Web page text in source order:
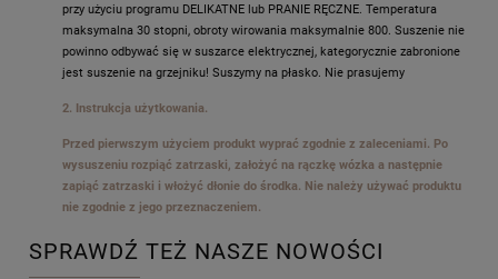
przy użyciu programu DELIKATNE lub PRANIE RĘCZNE. Temperatura
maksymalna 30 stopni, obroty wirowania maksymalnie 800. Suszenie nie
powinno odbywać się w suszarce elektrycznej, kategorycznie zabronione
jest suszenie na grzejniku! Suszymy na płasko. Nie prasujemy
2. Instrukcja użytkowania.
Przed pierwszym użyciem produkt wyprać zgodnie z zaleceniami. Po
wysuszeniu rozpiąć zatrzaski, założyć na rączkę wózka a następnie
zapiąć zatrzaski i włożyć dłonie do środka. Nie należy używać produktu
nie zgodnie z jego przeznaczeniem.
SPRAWDŹ TEŻ NASZE NOWOŚCI